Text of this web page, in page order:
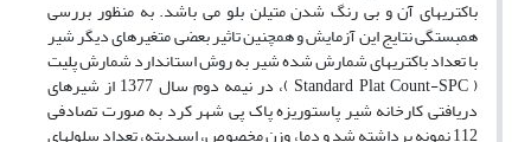
باکتریهای آن و بی رنگ شدن متیلن بلو می باشد. به منظور بررسی
همبستگی نتایج این آزمایش و همچنین تاثیر بعضی متغیرهای دیگر شیر
با تعداد باکتریهای شمارش شده شیر به روش استاندارد شمارش پلیت
( Standard Plat Count-SPC )، در نیمه دوم سال 1377 از شیرهای
دریافتی کارخانه شیر پاستوریزه پاک پی شهر کرد به صورت تصادفی